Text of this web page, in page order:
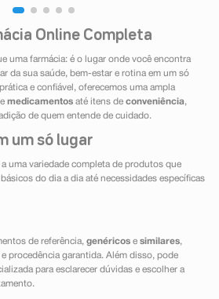
Online Completa
uma farmácia: é o lugar onde você encontra
da sua saúde, bem-estar e rotina em um só
e confiável, oferecemos uma ampla
medicamentosaté itens de conveniência,
de quem entende de cuidado.
um só lugar
a uma variedade completa de produtos que
do dia a dia até necessidades específicas
de referência, genéricose similares,
procedência garantida. Além disso, pode
para esclarecer dúvidas e escolher a